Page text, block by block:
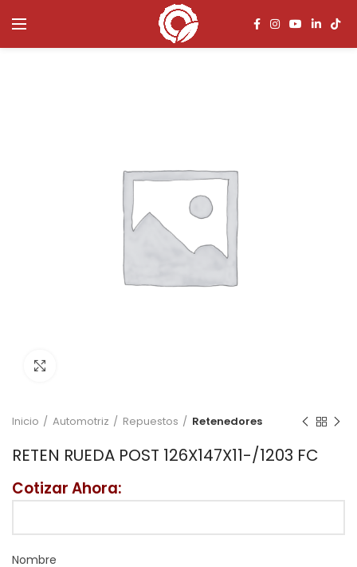
Inicio Automotriz Repuestos Retenedores
RETEN RUEDA POST 126X147X11-/1203 FC
Cotizar Ahora:
Nombre